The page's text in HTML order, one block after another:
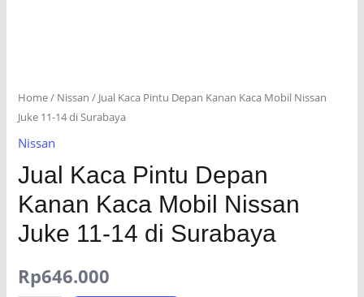
Home/ Nissan / Jual Kaca Pintu Depan Kanan Kaca Mobil Nissan
Juke 11-14 di Surabaya
Nissan
Jual Kaca Pintu Depan
Kanan Kaca Mobil Nissan
Juke 11-14 di Surabaya
Rp646.000